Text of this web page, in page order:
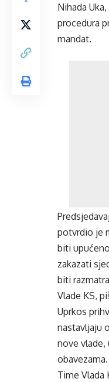
Nihada
procedura
mandat.
potvrdio je
biti
zakazati
biti
Vlade KS,
Uprkos
nastavljaju
nove vlade,
obavezama.
Time Vlada